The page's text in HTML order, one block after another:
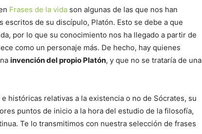
Frases de la vida son algunas de las que nos han
escritos de su discípulo, Platón. Esto se debe a que
por lo que su conocimiento nos ha llegado a partir de
como un personaje más. De hecho, hay quienes
invención del propio Platón, y que no se trataría de una
históricas relativas a la existencia o no de Sócrates, su
puntos de inicio a la hora del estudio de la filosofía,
Te lo transmitimos con nuestra selección de frases